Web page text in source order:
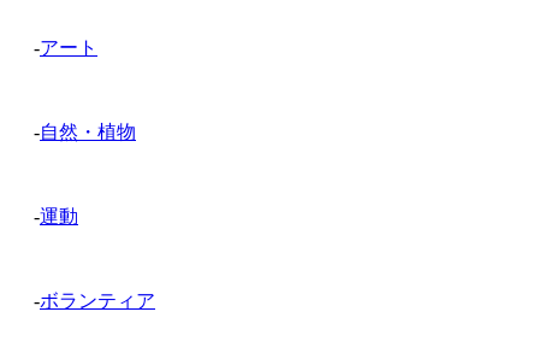
-アート
-自然・植物
-運動
-ボランティア